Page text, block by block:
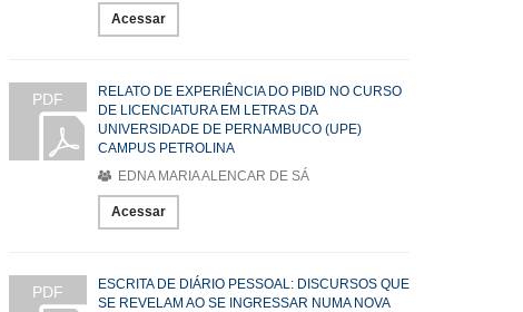
Acessar
PDF
RELATO DE EXPERIÊNCIA DO PIBID NO CURSO
DE LICENCIATURA EM LETRAS DA
UNIVERSIDADE DE PERNAMBUCO (UPE)
CAMPUS PETROLINA
EDNA MARIA ALENCAR DE SÁ
Acessar
PDF
ESCRITA DE DIÁRIO PESSOAL: DISCURSOS QUE
SE REVELAM AO SE INGRESSAR NUMA NOVA